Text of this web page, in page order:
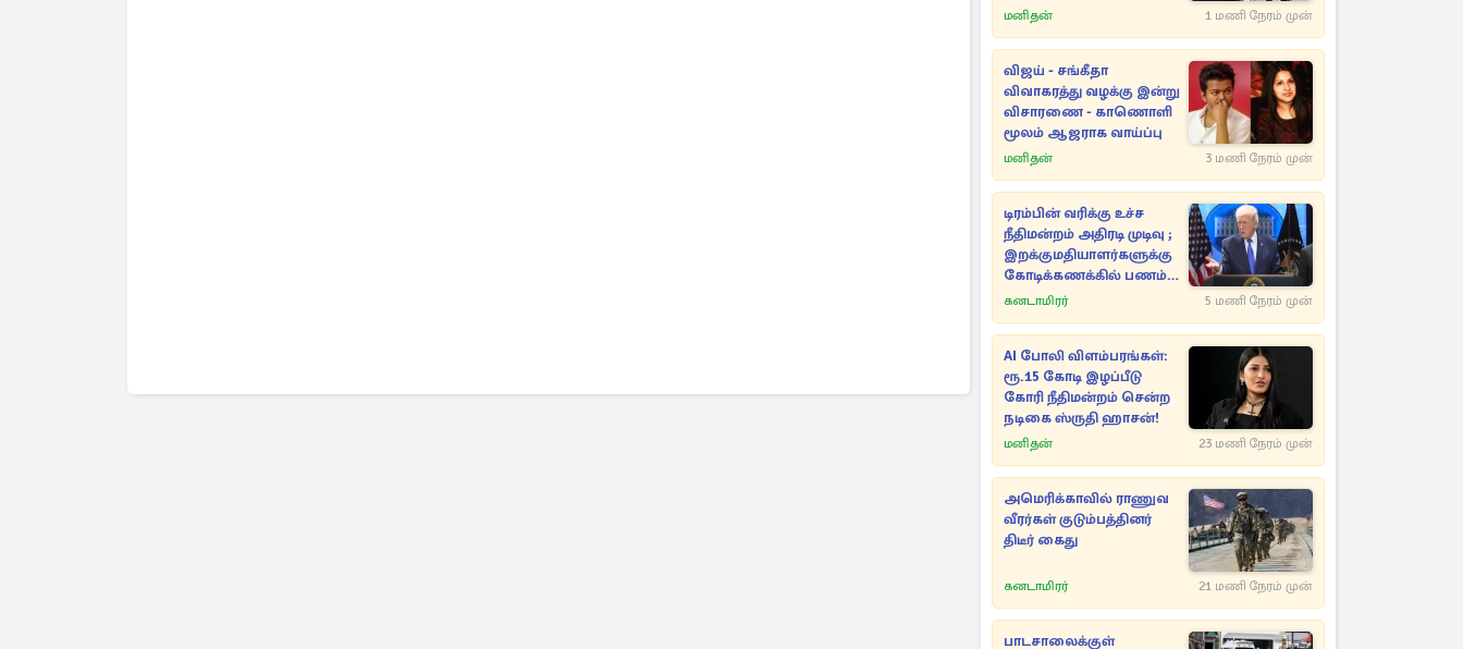
மனிதன் 1 மணி நேரம் முன்
விஜய் - சங்கீதா
விவாகரத்து வழக்கு இன்று
விசாரணை - காணொளி
மூலம் ஆஜராக வாய்ப்பு
மனிதன் 3 மணி நேரம் முன்
டிரம்பின் வரிக்கு உச்ச
நீதிமன்றம் அதிரடி முடிவு ;
இறக்குமதியாளர்களுக்கு
கோடிக்கணக்கில் பணம்
மீள்கொடை
கனடாமிரர் 5 மணி நேரம் முன்
AI போலி விளம்பரங்கள்:
ரூ.15 கோடி இழப்பீடு
கோரி நீதிமன்றம் சென்ற
நடிகை ஸ்ருதி ஹாசன்!
மனிதன் 23 மணி நேரம் முன்
அமெரிக்காவில் ராணுவ
வீரர்கள் குடும்பத்தினர்
திடீர் கைது
கனடாமிரர் 21 மணி நேரம் முன்
பாடசாலைக்குள்